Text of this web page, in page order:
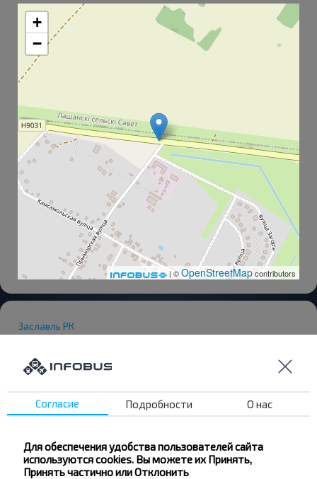
+
−
| ©OpenStreetMapcontributors
Заславль РК
Школа №1
Больница
Вокзальная ул.
Гипермарке
Согласие Подробности О нас
Для обеспечения удобства пользователей сайта
используются cookies. Вы можете их Принять,
Принять частично или Отклонить